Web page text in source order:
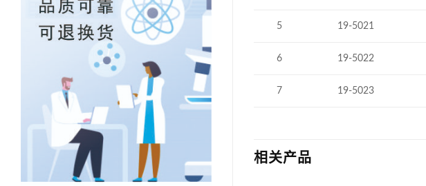
5 19-5021
6 19-5022
7 19-5023
相关产品